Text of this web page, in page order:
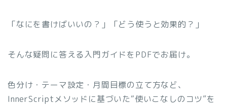
「なにを書けばいいの？」「どう使うと効果的？」
そんな疑問に答える入門ガイドをPDFでお届け。
色分け・テーマ設定・月間目標の立て方など、
InnerScriptメソッドに基づいた“使いこなしのコツ”を